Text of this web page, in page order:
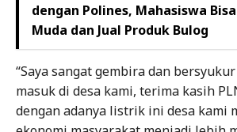
dengan Polines, Mahasiswa Bisa
Muda dan Jual Produk Bulog
“Saya sangat gembira dan
masuk di desa kami, terima kasih
dengan adanya listrik ini desa kami